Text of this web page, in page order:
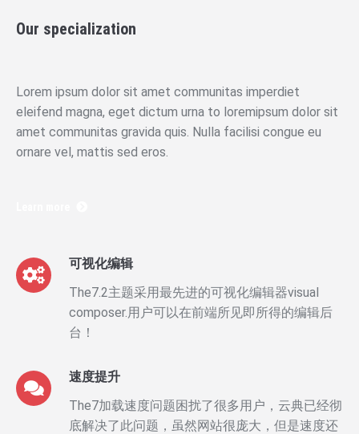
Our specialization
Lorem ipsum dolor sit amet communitas imperdiet
eleifend magna, eget dictum urna to loremipsum dolor sit
amet communitas gravida quis. Nulla facilisi congue eu
ornare vel, mattis sed eros.
可视化编辑
The7.2主题采用最先进的可视化编辑器visual
composer.用户可以在前端所见即所得的编辑后
台！
速度提升
The7加载速度问题困扰了很多用户，云典已经彻
底解决了此问题，虽然网站很庞大，但是速度还